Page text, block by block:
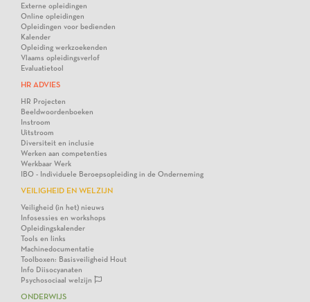
Externe opleidingen
Online opleidingen
Opleidingen voor bedienden
Kalender
Opleiding werkzoekenden
Vlaams opleidingsverlof
Evaluatietool
HR ADVIES
HR Projecten
Beeldwoordenboeken
Instroom
Uitstroom
Diversiteit en inclusie
Werken aan competenties
Werkbaar Werk
IBO - Individuele Beroepsopleiding in de Onderneming
VEILIGHEID EN WELZIJN
Veiligheid (in het) nieuws
Infosessies en workshops
Opleidingskalender
Tools en links
Machinedocumentatie
Toolboxen: Basisveiligheid Hout
Info Diisocyanaten
Psychosociaal welzijn
ONDERWIJS